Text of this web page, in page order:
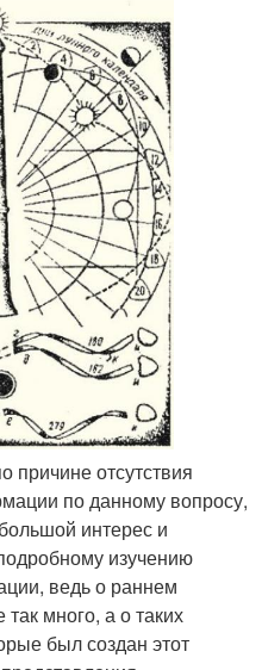
причине отсутствия
по данному вопросу,
интерес и
изучению
ведь о раннем
много, а о таких
был создан этот